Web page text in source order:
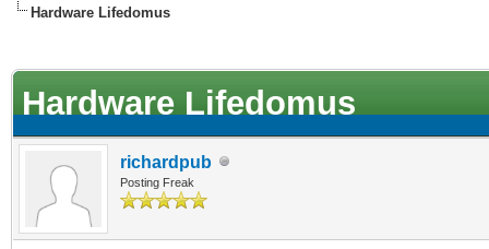
Hardware Lifedomus
Hardware Lifedomus
richardpub
Posting Freak